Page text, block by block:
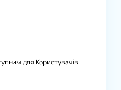
для Користувачів.